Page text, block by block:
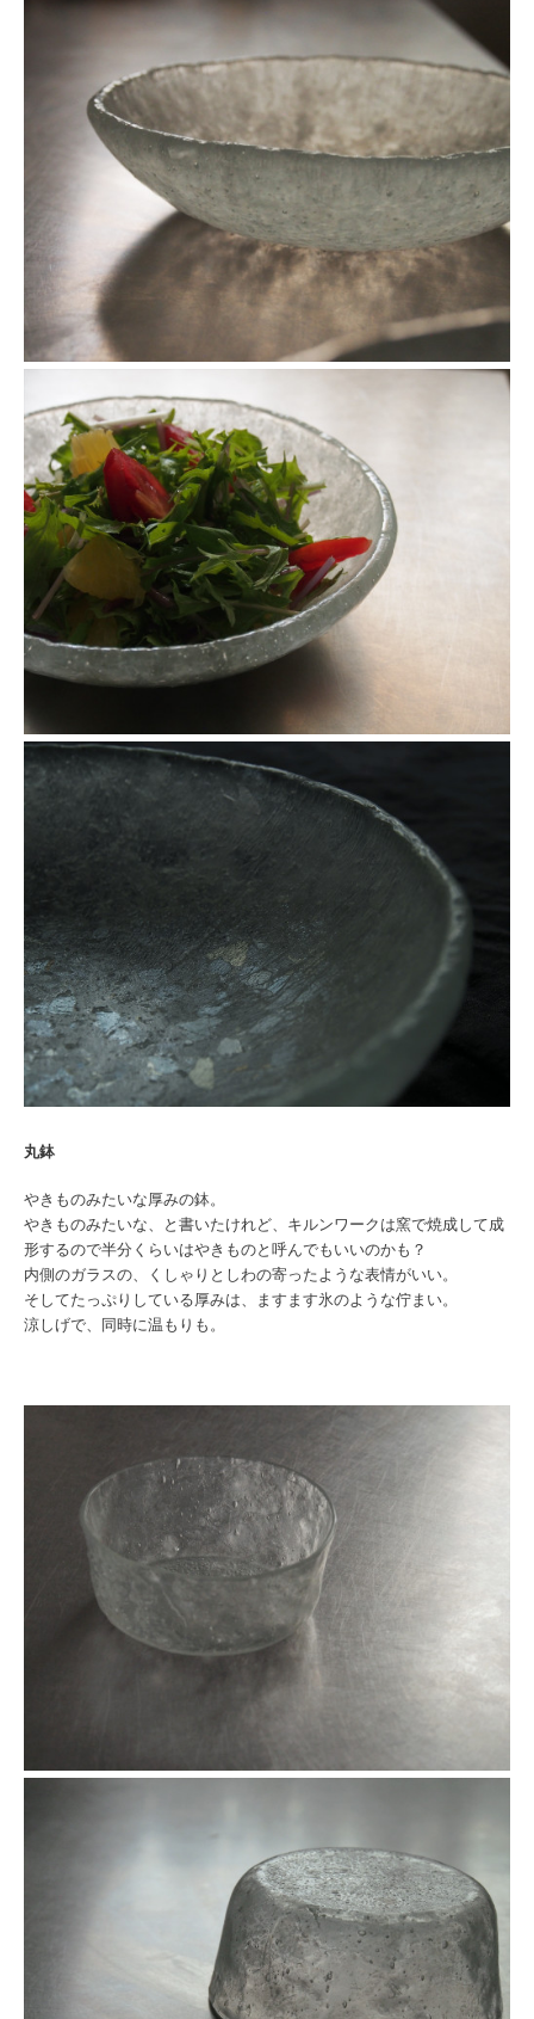
丸鉢
やきものみたいな厚みの鉢。
やきものみたいな、と書いたけれど、キルンワークは窯で焼成して成
形するので半分くらいはやきものと呼んでもいいのかも？
内側のガラスの、くしゃりとしわの寄ったような表情がいい。
そしてたっぷりしている厚みは、ますます氷のような佇まい。
涼しげで、同時に温もりも。